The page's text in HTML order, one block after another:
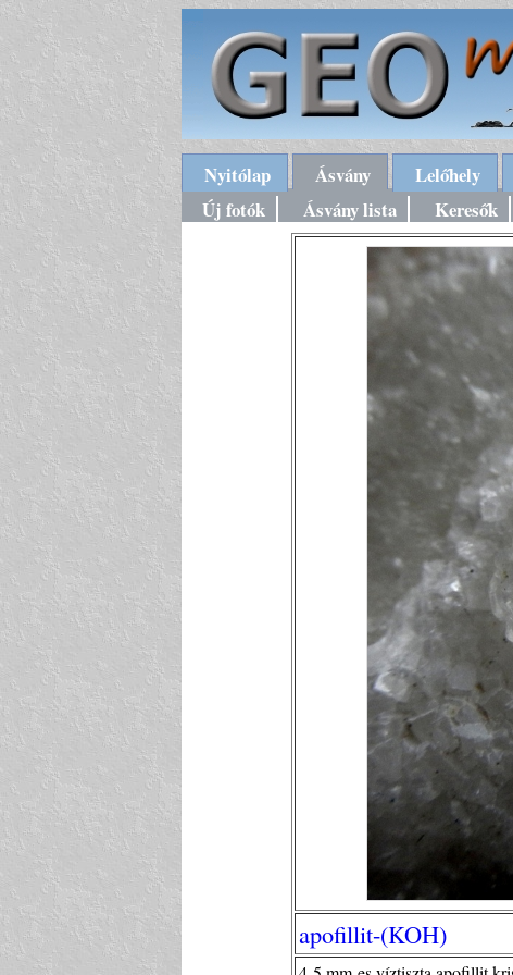
Nyitólap Ásvány Lelőhely
Új fotók
Ásvány lista Keresők
apofillit-(KOH)